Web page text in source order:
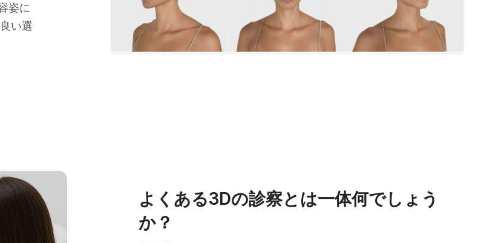
姿に
い選
よくある3Dの診察とは一体何でしょう
か？